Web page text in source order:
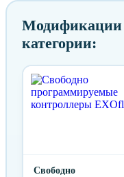
Модификации
категории:
Свободно